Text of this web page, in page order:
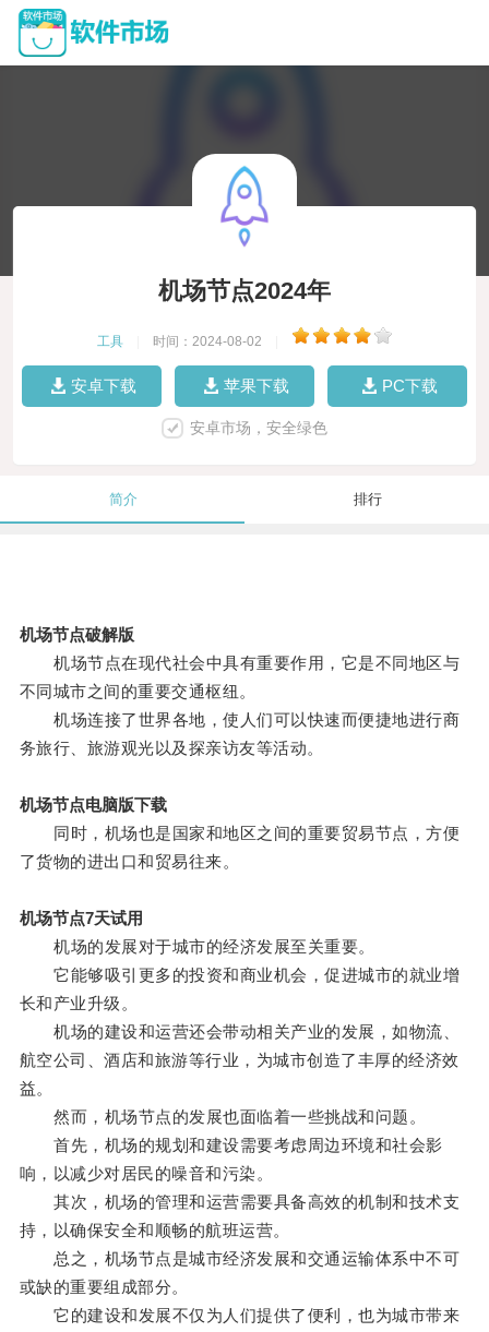
机场节点2024年
工具 时间：2024-08-02
安卓下载 苹果下载 PC下载
安卓市场，安全绿色
简介 排行
机场节点破解版
机场节点在现代社会中具有重要作用，它是不同地区与
不同城市之间的重要交通枢纽。
机场连接了世界各地，使人们可以快速而便捷地进行商
务旅行、旅游观光以及探亲访友等活动。
机场节点电脑版下载
同时，机场也是国家和地区之间的重要贸易节点，方便
了货物的进出口和贸易往来。
机场节点7天试用
机场的发展对于城市的经济发展至关重要。
它能够吸引更多的投资和商业机会，促进城市的就业增
长和产业升级。
机场的建设和运营还会带动相关产业的发展，如物流、
航空公司、酒店和旅游等行业，为城市创造了丰厚的经济效
益。
然而，机场节点的发展也面临着一些挑战和问题。
首先，机场的规划和建设需要考虑周边环境和社会影
响，以减少对居民的噪音和污染。
其次，机场的管理和运营需要具备高效的机制和技术支
持，以确保安全和顺畅的航班运营。
总之，机场节点是城市经济发展和交通运输体系中不可
或缺的重要组成部分。
它的建设和发展不仅为人们提供了便利，也为城市带来